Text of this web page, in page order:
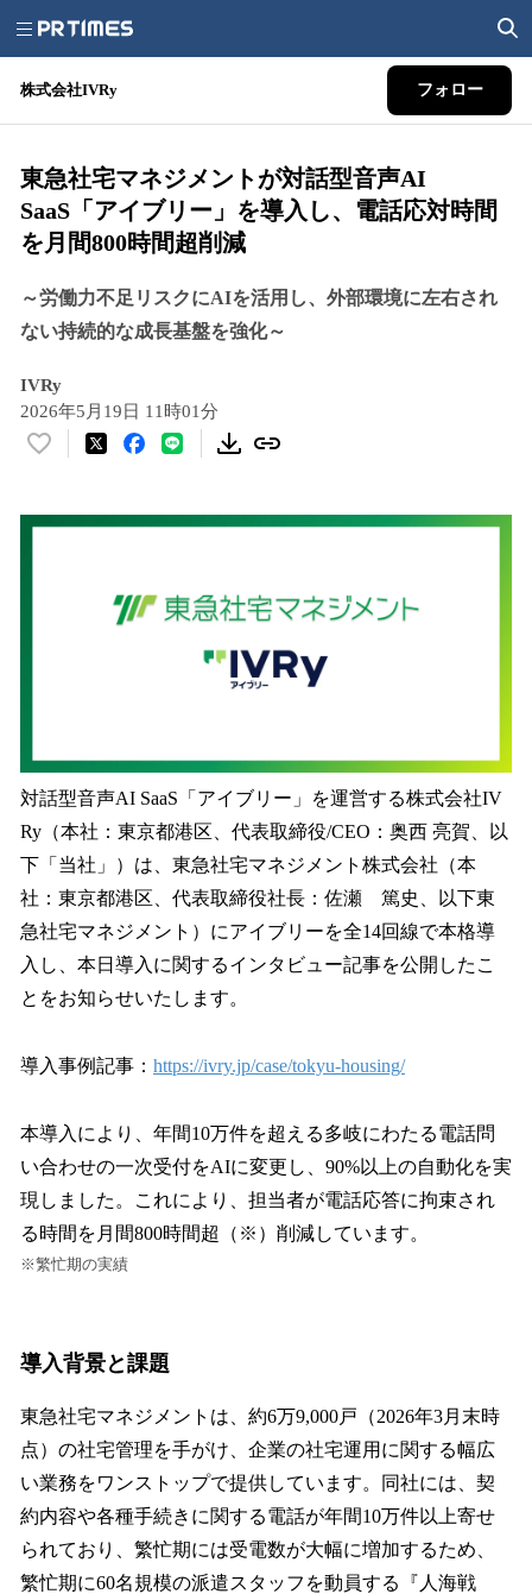
株式会社IVRy フォロー
東急社宅マネジメントが対話型音声AI
SaaS「アイブリー」を導入し、電話応対時間
を月間800時間超削減
～労働力不足リスクにAIを活用し、外部環境に左右され
ない持続的な成長基盤を強化～
IVRy
2026年5月19日 11時01分
い
！
対話型音声AI SaaS「アイブリー」を運営する株式会社IV
Ry（本社：東京都港区、代表取締役/CEO：奥西 亮賀、以
下「当社」）は、東急社宅マネジメント株式会社（本
社：東京都港区、代表取締役社長：佐瀬 篤史、以下東
急社宅マネジメント）にアイブリーを全14回線で本格導
入し、本日導入に関するインタビュー記事を公開したこ
とをお知らせいたします。
導入事例記事： https://ivry.jp/case/tokyu-housing/
本導入により、年間10万件を超える多岐にわたる電話問
い合わせの一次受付をAIに変更し、90%以上の自動化を実
現しました。これにより、担当者が電話応答に拘束され
る時間を月間800時間超（※）削減しています。
※繁忙期の実績
導入背景と課題
東急社宅マネジメントは、約6万9,000戸（2026年3月末時
点）の社宅管理を手がけ、企業の社宅運用に関する幅広
い業務をワンストップで提供しています。同社には、契
約内容や各種手続きに関する電話が年間10万件以上寄せ
られており、繁忙期には受電数が大幅に増加するため、
繁忙期に60名規模の派遣スタッフを動員する『人海戦